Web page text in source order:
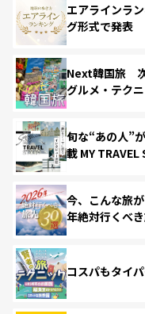
エアラインラ
グ形式で発表
Next韓国旅 次
グルメ・テク
旬な“あの人”
載 MY TRAVEL
今、こんな旅
年絶対行くべ
コスパもタイ